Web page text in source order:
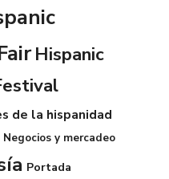
Hispanic
de la hispanidad
Negocios y mercadeo
Portada